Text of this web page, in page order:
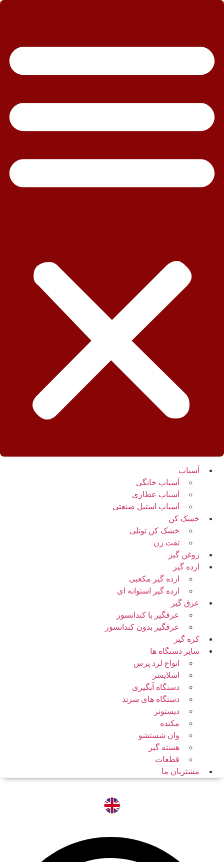
پرش
آسیاب
آسیاب خانگی
آسیاب عطاری
آسیاب استیل صنعتی
خشک کن
خشک کن تونلی
تفت زن
روغن گیر
ارده گیر
ارده گیر مکعبی
ارده گیر استوانه ای
عرق گیر
عرقگیر با کندانسور
عرقگیر بدون کندانسور
کره گیر
سایر دستگاه ها
انواع لرد پرس
اسلایسر
دستگاه آبگیری
دستگاه های سرند
دیستونر
مکنده
وان شستشو
هسته گیر
قطعات
مشتریان ما